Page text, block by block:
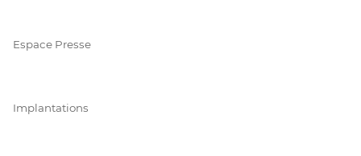
Espace Presse
Implantations